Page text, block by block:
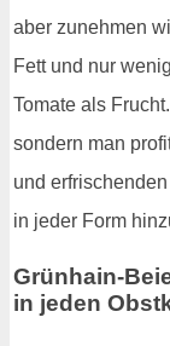
aber zunehmen
Fett und nur
Tomate als
sondern man
und
in jeder Form
Grünhain-
in jeden